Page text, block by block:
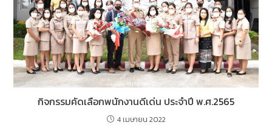
กิจกรรมคัดเลือกพนักงานดีเด่น ประจำปี พ.ศ.2565
4 เมษายน 2022